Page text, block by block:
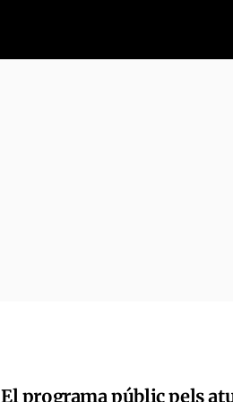
El programa públic pels